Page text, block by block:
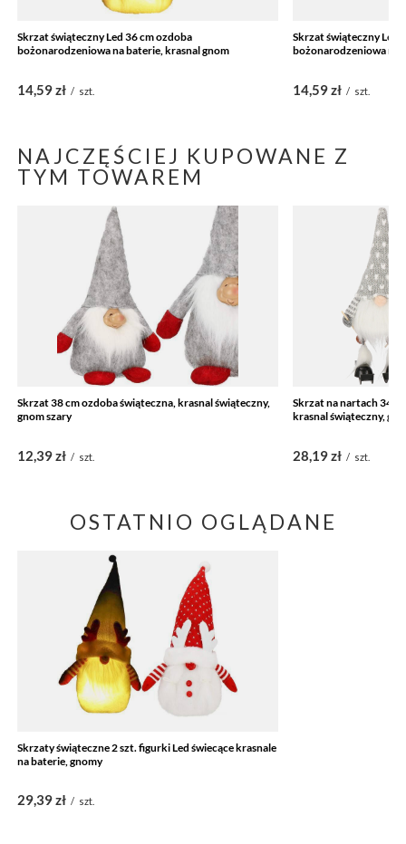
Skrzat świąteczny Led 36 cm ozdoba
bożonarodzeniowa na baterie, krasnal gnom
14,59 zł / szt.
Skrzat świąteczny Led
bożonarodzeniowa na
14,59 zł / szt.
NAJCZĘŚCIEJ KUPOWANE Z
TYM TOWAREM
Skrzat 38 cm ozdoba świąteczna, krasnal świąteczny,
gnom szary
12,39 zł / szt.
Skrzat na nartach 34
krasnal świąteczny,
28,19 zł / szt.
OSTATNIO OGLĄDANE
Skrzaty świąteczne 2 szt. figurki Led świecące krasnale
na baterie, gnomy
29,39 zł / szt.